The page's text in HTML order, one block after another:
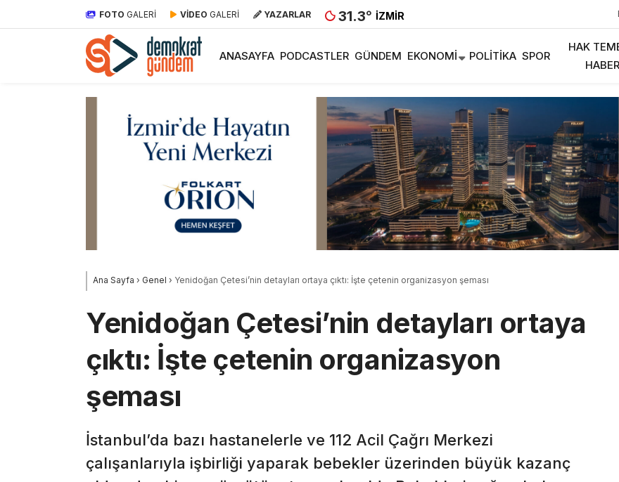
FOTO GALERİ VİDEO GALERİ YAZARLAR 31.3° İZMIR
ANASAYFA PODCASTLER GÜNDEM EKONOMI POLITIKA SPOR
HAK
HABER
Ana Sayfa › Genel › Yenidoğan Çetesi’nin detayları ortaya çıktı: İşte çetenin organizasyon şeması
Yenidoğan Çetesi’nin detayları ortaya
çıktı: İşte çetenin organizasyon
şeması
İstanbul’da bazı hastanelerle ve 112 Acil Çağrı Merkezi
çalışanlarıyla işbirliği yaparak bebekler üzerinden büyük kazanç